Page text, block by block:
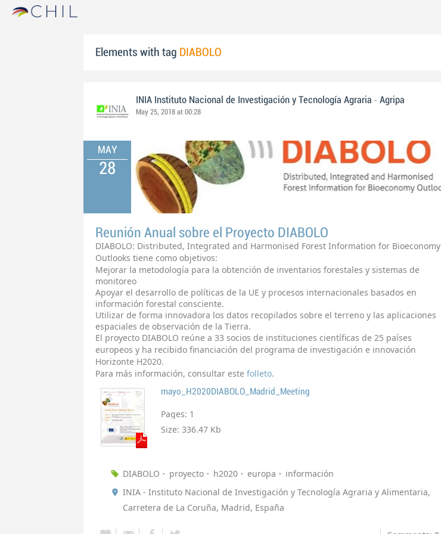
Elements with tag DIABOLO
INIA Instituto Nacional de Investigación y Tecnología Agraria - Agripa
May 25, 2018 at 00:28
MAY
28
Reunión Anual sobre el Proyecto DIABOLO
DIABOLO: Distributed, Integrated and Harmonised Forest Information for Bioeconomy
Outlooks tiene como objetivos:
Mejorar la metodología para la obtención de inventarios forestales y sistemas de
monitoreo
Apoyar el desarrollo de políticas de la UE y procesos internacionales basados en
información forestal consciente.
Utilizar de forma innovadora los datos recopilados sobre el terreno y las aplicaciones
espaciales de observación de la Tierra.
El proyecto DIABOLO reúne a 33 socios de instituciones científicas de 25 países
europeos y ha recibido financiación del programa de investigación e innovación
Horizonte H2020.
Para más información, consultar este folleto.
mayo_H2020DIABOLO_Madrid_Meeting
Pages: 1
Size: 336.47 Kb
DIABOLO proyecto h2020 europa
información
INIA - Instituto Nacional de Investigación y Tecnología Agraria y Alimentaria,
Carretera de La Coruña, Madrid, España